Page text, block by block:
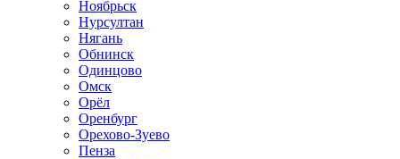
Ноябрьск
Нурсултан
Нягань
Обнинск
Одинцово
Омск
Орёл
Оренбург
Орехово-Зуево
Пенза